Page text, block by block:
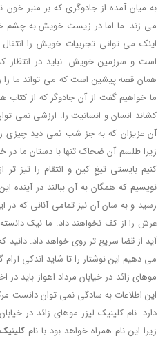
به میان آمده از جادوگری که بر منبر
می زند. ما اما در زیست خویش به چشم
اینک می توانی تجربیات خویش را
است و سرزمین خویش. نباید در انتظار
همان قصه پیشین است که می تواند ما را
ما خواهیم گفت از آن جادوگر که از کتاب
کشاند انسان و انسانیت را. ارزشی نمی
آن عزیزان که به جز شب نمی دید چیزی
زیرا طلسم آن ضحاک تنها با دستان ما
کنیم بایستی تیغِ کین و انتقام را تیز
نویسیم که همگان به آن ببالند در آینده
رسید و به سان آن نیز تمامی آنانی که
عرش را از کف نخواهند داد. ما نیک
آید از قضا سریع تر روی خواهد داد.
می دهیم این نوشتار را تا شاید اندکی
موهای زائد در خیابان مرداد اهواز باید در
این اطلاعات به سادگی نمی توان دانست
دارد. نام کلینیک لیزر موهای زائد در
زیرا این نام همراه خواهد بود با نام